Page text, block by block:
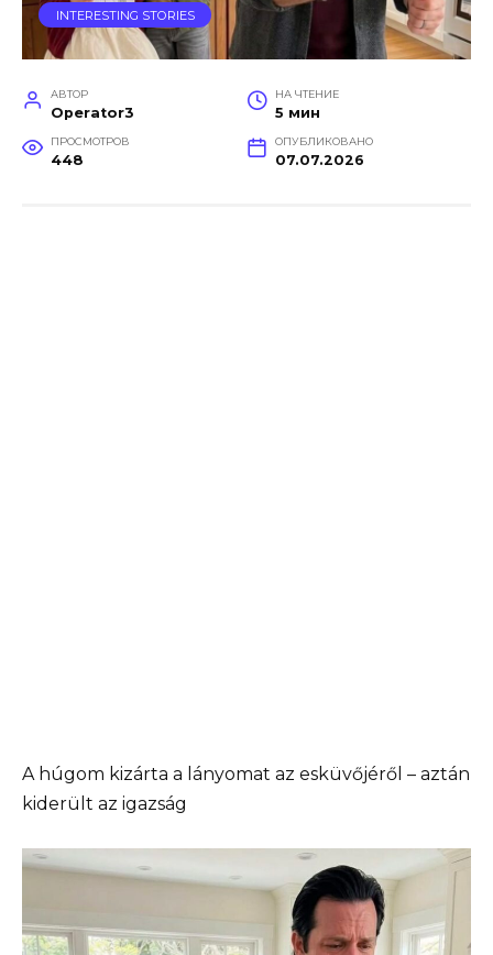
INTERESTING STORIES
АВТОР
Operator3
НА ЧТЕНИЕ
5 мин
ПРОСМОТРОВ
448
ОПУБЛИКОВАНО
07.07.2026
A húgom kizárta a lányomat az esküvőjéről – aztán
kiderült az igazság